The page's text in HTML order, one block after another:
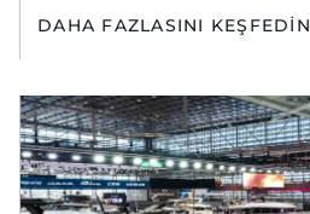
DAHA FAZLASINI KEŞFEDİN